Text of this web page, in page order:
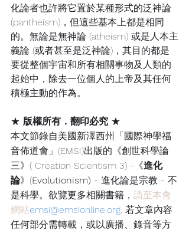
化論者也許將它置於某種形式的泛神論
(pantheism)，但這些基本上都是相同
的。無論是無神論 (atheism) 或是人本主
義論 (或者甚至是泛神論)，其目的都是
要從整個宇宙和所有相關事物及人類的
起始中，除去一位個人的上帝及其任何
積極主動的作為。
★ 版權所有．翻印必究 ★
本文節錄自美國新澤西州「國際神學福
音佈道會」(EMSI)出版的《創世科學論
三》( Creation Scientism 3) -《進化
論》(Evolutionism) - 進化論是宗教 - 不
是科學。欲覽更多相關書籍， 請至本會
網站emsi@emsionline.org. 若文章內容
任何部分需轉載，或以廣播、錄音等方